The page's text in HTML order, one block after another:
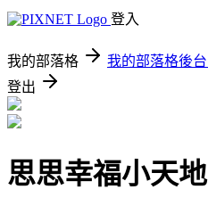
登入
我的部落格 我的部落格後台
登出
思思幸福小天地